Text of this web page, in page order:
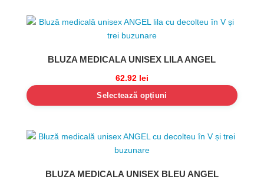
BLUZA MEDICALA UNISEX LILA ANGEL
62.92 lei
Selectează opțiuni
BLUZA MEDICALA UNISEX BLEU ANGEL